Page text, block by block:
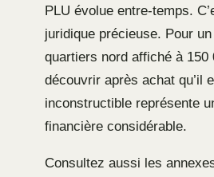
PLU évolue entre-temps.
juridique précieuse. Pour
quartiers nord affiché à 150
découvrir après achat qu’il
inconstructible représente
financière considérable.
Consultez aussi les